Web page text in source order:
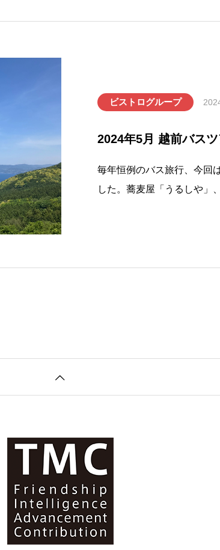
ビストログループ
2024年5月 越前バス
毎年恒例のバス旅行、今回
した。蕎麦屋「うるしや」